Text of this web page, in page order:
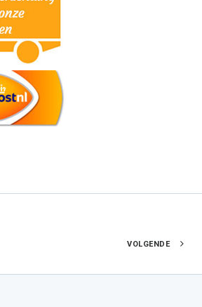
VOLGENDE